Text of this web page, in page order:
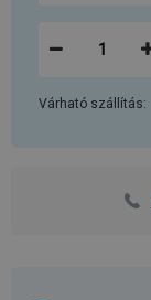
Várható szállítás: